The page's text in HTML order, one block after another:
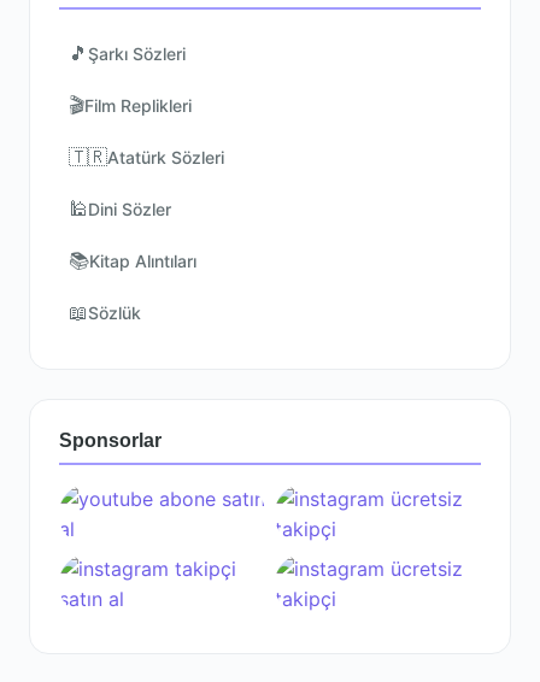
🎵 Şarkı Sözleri
🎬Film Replikleri
🇹🇷Atatürk Sözleri
🕌Dini Sözler
📚Kitap Alıntıları
📖Sözlük
Sponsorlar